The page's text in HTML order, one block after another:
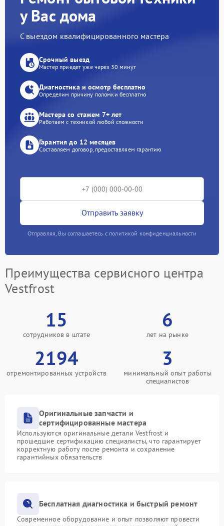
у Вас дома
С выездом квалифицированного мастера
Срочный выезд
Мастер приедет уже через 30 минут
Диагностика и осмотр бесплатно
Определим причину поломки бесплатно
Мастера со стажем 7+ лет
Работаем с техникой любой сложности
Гарантия до 12 месяцев
Составляем договор, предоставляем гарантию
Отправить заявку
Отправляя, Вы соглашаетесь с политикой конфиденциальности
Преимущества сервисного центра
Vestfrost
15
сотрудников в штате
6
лет на рынке
2194
отремонтированных устройств
3
минимальный опыт работы
специалистов
Оригинальные запчасти и
сертифицированные мастера
Используются оригинальные детали Vestfrost и
прошедшие сертификацию специалисты, что гарантирует
корректную работу после ремонта и сохранение
гарантийных обязательств
Бесплатная диагностика и быстрый ремонт
Современное оборудование и опыт позволяют провести